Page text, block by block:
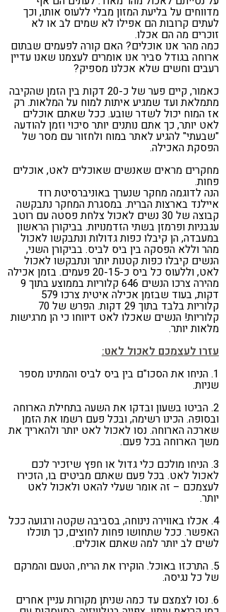
מדווחים על בליעת המזון מבלי ללעוס אותו, וכך
לעתים קרובות הם אפילו לא שמים לב או לא
זוכרים מה הם אכלו.
כמה מהר אנו אוכלים? האם קורה לפעמים שבתום
ארוחה בגודל סביר אנו אומרים לעצמנו שאנו עדיין
רעבים וחשים שלא אכלנו מספיק?
כאמור, קיים פער של כ-20 דקות בין הזמן שהקיבה
מתמלאת ועד שמגיע איתות למוח על המלאות. רק
אז המוח יכול לשדר שובע. ככל שאתם אוכלים
לאט יותר, כך אתם נותנים יותר סיכוי וזמן להודעה
"שבעתי" להגיע לאתר במוח ולחזור עם מסר של
הפסקת האכילה.
מחקרים מראים שאנשים שאוכלים לאט, אוכלים
פחות.
הנה לדוגמה מחקר שנערך באוניברסיטת רוד
איילנד בארצות הברית. במסגרת המחקר נתבקשה
קבוצה של 30 נשים לאכול צלחת פסטה עם רוטב
עגבניות ופרמזן בשתי הזדמנויות. בביקורן הראשון
במעבדה, הן קיבלו כפות גדולות ונתבקשו לאכול
מהר וללא הפסקה בין ביס לביס. בביקורן השני,
הנשים קיבלו כפות קטנות יותר ונתבקשו לאכול
לאט, וללעוס כל ביס כ-20-15 פעמים. בזמן אכילה
מהירה צרכו הנשים 646 קלוריות בממוצע בתוך 9
דקות, בעוד שבזמן אכילה איטית צרכו 579
קלוריות בלבד בתוך 29 דקות. הפרש של 70
קלוריות! הנשים שאכלו לאט דיווחו כי הן מרגישות
מלאות יותר.
עזרו לעצמכם לאכול לאט:
1. הניחו את הסכו"ם בין ביס לביס והמתינו מספר
שניות.
2. הביטו בשעון ובדקו את השעה בתחילת הארוחה
ובסופה. הכינו רשימה, ובכל פעם רשמו את הזמן
שארכה הארוחה. נסו לאכול לאט יותר ולהאריך את
משך הארוחה בכל פעם.
3. הניחו מולכם כלי גדול או חפץ שיזכיר לכם
לאכול לאט. בכל פעם שאתם מביטים בו, הזכירו
לעצמכם – זה אומר שעלי להאט ולאכול לאט
יותר.
4. אכלו באווירה נינוחה, בסביבה שקטה ורגועה ככל
האפשר. ככל שתחושו פחות לחוצים, כך תוכלו
לשים לב יותר למה שאתם אוכלים.
5. התרכזו באוכל. הוקירו את הריח, הטעם והמרקם
של כל נגיסה.
6. נסו לצמצם עד כמה שניתן מקורות עניין אחרים